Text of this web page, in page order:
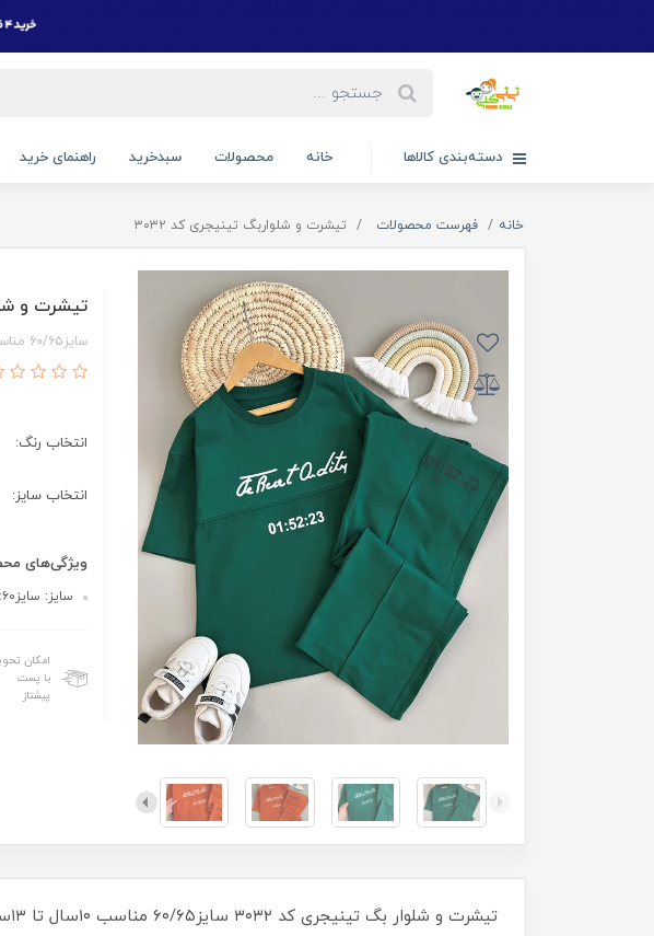
دسته‌بندی کالاها خانه محصولات سبدخرید راهنمای خرید
خانه فهرست محصولات تیشرت و شلواربگ تینیجری کد ۳۰۳۲
تیشرت و
سایز۶۰/۶۵ مناسب ۱۰ سال تا ۱۳سال
انتخاب رنگ:
انتخاب سایز:
ویژگی‌های
سایز: سایز۶۰:قدتیشرت۶۰عرض۴۶قدشلوار۹۰ سایز۶۵:قدتیشرت۶۴عرض۴۸قدشلوار۹۳
امکان
با پست
پیشتاز
تیشرت و شلوار بگ تینیجری کد ۳۰۳۲ سایز۶۰/۶۵ مناسب ۱۰سال تا ۱۳سال